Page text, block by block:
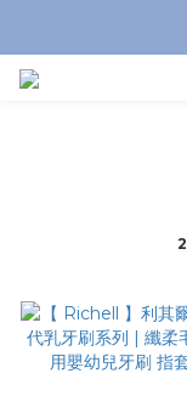
全館滿 $799 免運
全館滿 $799 免運